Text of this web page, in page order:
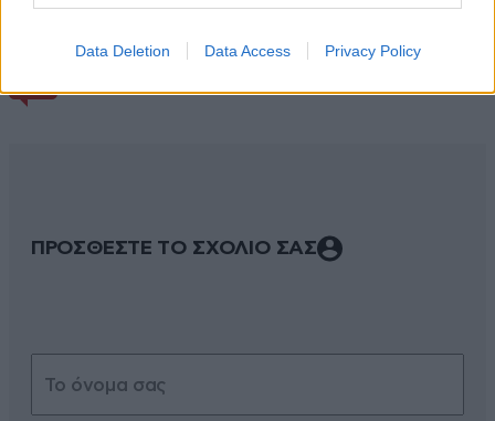
Data Deletion Data Access Privacy Policy
ΠΡΟΣΘΕΣΤΕ ΤΟ ΣΧΟΛΙΟ ΣΑΣ